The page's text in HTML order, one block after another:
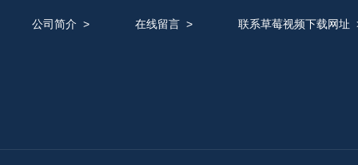
公司简介 > 在线留言> 联系草莓视频下载网址